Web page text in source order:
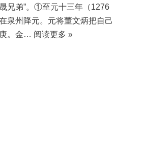
兄弟”。①至元十三年（1276
泉州降元。元将董文炳把自己
。金… 阅读更多 »